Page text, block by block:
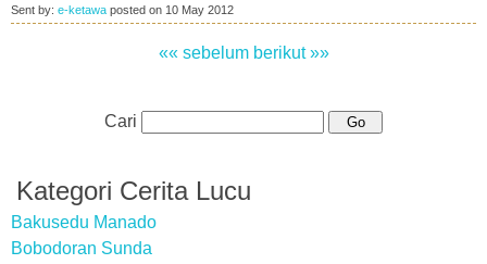
Sent by: e-ketawa posted on 10 May 2012
«« sebelum berikut »»
Cari
Kategori Cerita Lucu
Bakusedu Manado
Bobodoran Sunda